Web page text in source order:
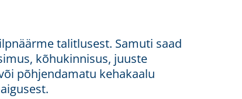
talitlusest. Samuti saad
kõhukinnisus, juuste
põhjendamatu kehakaalu